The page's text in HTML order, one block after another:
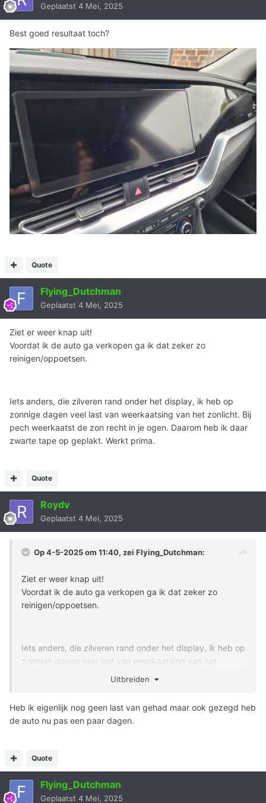
Geplaatst 4 Mei, 2025
Best goed resultaat toch?
Quote
Flying_Dutchman
Geplaatst 4 Mei, 2025
Ziet er weer knap uit!
Voordat ik de auto ga verkopen ga ik dat zeker zo
reinigen/oppoetsen.
Iets anders, die zilveren rand onder het display, ik heb op
zonnige dagen veel last van weerkaatsing van het zonlicht. Bij
pech weerkaatst de zon recht in je ogen. Daarom heb ik daar
zwarte tape op geplakt. Werkt prima.
Quote
Roydv
Geplaatst 4 Mei, 2025
Op 4-5-2025 om 11:40, zei Flying_Dutchman:
Ziet er weer knap uit!
Voordat ik de auto ga verkopen ga ik dat zeker zo
reinigen/oppoetsen.
Iets anders, die zilveren rand onder het display, ik heb op
zonnige dagen veel last van weerkaatsing van het
zonlicht. Bij pech weerkaatst de zon recht in je ogen.
Uitbreiden
Heb ik eigenlijk nog geen last van gehad maar ook gezegd heb
de auto nu pas een paar dagen.
Quote
Flying_Dutchman
Geplaatst 4 Mei, 2025